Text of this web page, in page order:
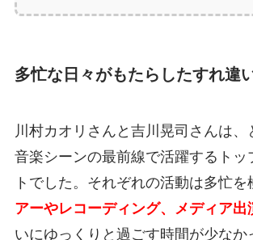
多忙な日々がもたらしたすれ違
川村カオリさんと吉川晃司さんは、
音楽シーンの最前線で活躍するトッ
トでした。それぞれの活動は多忙を
アーやレコーディング、メディア出
いにゆっくりと過ごす時間が少なか